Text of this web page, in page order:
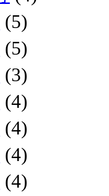
(5)
(5)
(3)
(4)
(4)
(4)
(4)